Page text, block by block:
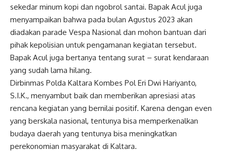
sekedar minum kopi dan ngobrol santai. Bapak Acul juga
menyampaikan bahwa pada bulan Agustus 2023 akan
diadakan parade Vespa Nasional dan mohon bantuan dari
pihak kepolisian untuk pengamanan kegiatan tersebut.
Bapak Acul juga bertanya tentang surat – surat kendaraan
yang sudah lama hilang.
Dirbinmas Polda Kaltara Kombes Pol Eri Dwi Hariyanto,
S.I.K., menyambut baik dan memberikan apresiasi atas
rencana kegiatan yang bernilai positif. Karena dengan even
yang berskala nasional, tentunya bisa memperkenalkan
budaya daerah yang tentunya bisa meningkatkan
perekonomian masyarakat di Kaltara.